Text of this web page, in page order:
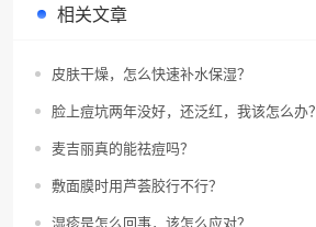
相关文章
皮肤干燥，怎么快速补水保湿？
脸上痘坑两年没好，还泛红，我该怎么办？
麦吉丽真的能祛痘吗？
敷面膜时用芦荟胶行不行？
湿疹是怎么回事，该怎么应对？